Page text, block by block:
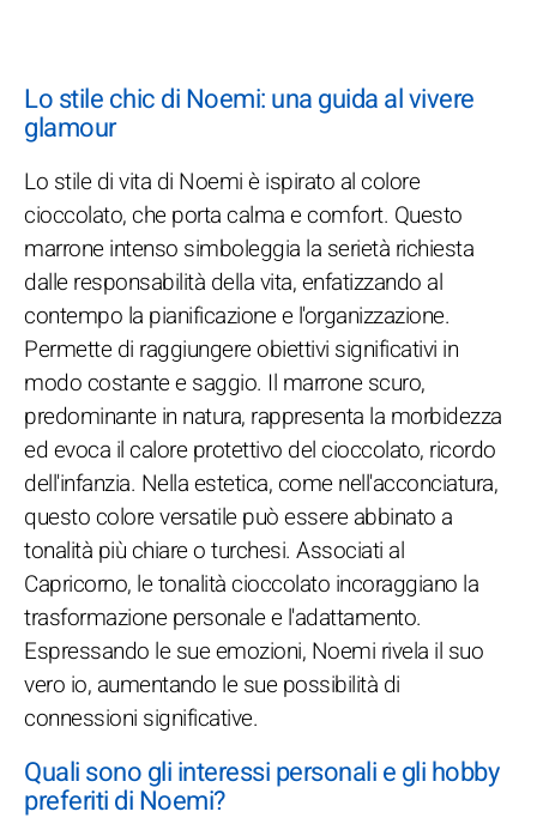
Lo stile chic di Noemi: una guida al vivere
glamour
Lo stile di vita di Noemi è ispirato al colore
cioccolato, che porta calma e comfort. Questo
marrone intenso simboleggia la serietà richiesta
dalle responsabilità della vita, enfatizzando al
contempo la pianificazione e l'organizzazione.
Permette di raggiungere obiettivi significativi in
modo costante e saggio. Il marrone scuro,
predominante in natura, rappresenta la morbidezza
ed evoca il calore protettivo del cioccolato, ricordo
dell'infanzia. Nella estetica, come nell'acconciatura,
questo colore versatile può essere abbinato a
tonalità più chiare o turchesi. Associati al
Capricorno, le tonalità cioccolato incoraggiano la
trasformazione personale e l'adattamento.
Espressando le sue emozioni, Noemi rivela il suo
vero io, aumentando le sue possibilità di
connessioni significative.
Quali sono gli interessi personali e gli hobby
preferiti di Noemi?